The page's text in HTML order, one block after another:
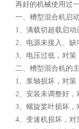
再好的机械使用过一
一、槽型混合机启动
1、满载切超载启动
2、电源未接入、缺
3、电压过低，对策
二、槽型混合机的主
1、浆轴损坏，对策
2、安装未调整好，
3、螺旋桨叶损坏，
4、变速机损坏，对